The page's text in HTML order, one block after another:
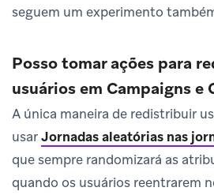
seguem um experimento
Posso tomar ações para
usuários em Campaigns e
A única maneira de redistribuir
usarJornadas aleatórias nas
que sempre randomizará as
quando os usuários reentrarem